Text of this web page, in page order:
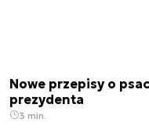
Nowe przepisy o
prezydenta
3 min.